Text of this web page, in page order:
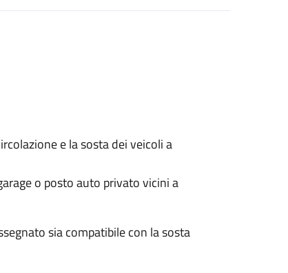
e la sosta dei veicoli a
o posto auto privato vicini a
sia compatibile con la sosta